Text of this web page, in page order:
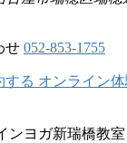
せ 052-853-1755
する オンライン
ンヨガ新瑞橋教室